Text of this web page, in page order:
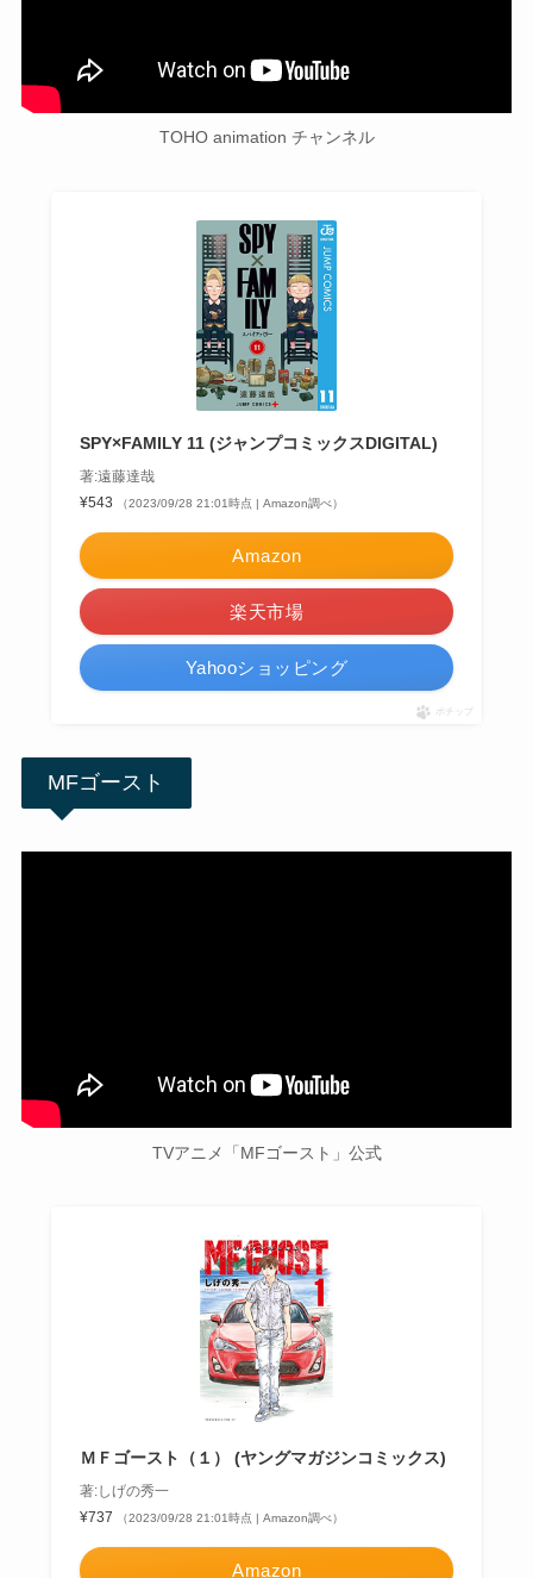
TOHO animation チャンネル
SPY×FAMILY 11 (ジャンプコミックスDIGITAL)
著:遠藤達哉
¥543
（2023/09/28 21:01時点 | Amazon調べ）
Amazon
楽天市場
Yahooショッピング
ポチップ
MFゴースト
TVアニメ「MFゴースト」公式
ＭＦゴースト（１） (ヤングマガジンコミックス)
著:しげの秀一
¥737
（2023/09/28 21:01時点 | Amazon調べ）
Amazon